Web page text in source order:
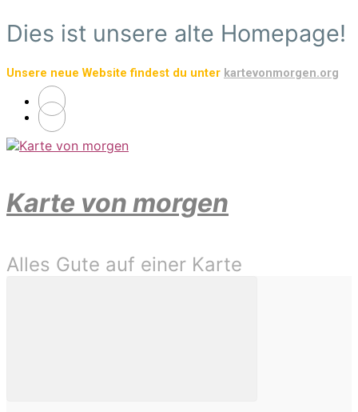
Zum
Hauptinhalt
Dies ist unsere alte Homepage!
Unsere neue Website findest du unter kartevonmorgen.org
Karte von morgen
Alles Gute auf einer Karte